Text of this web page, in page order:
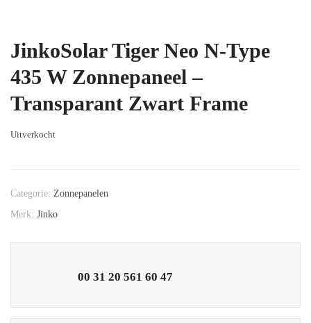
JinkoSolar Tiger Neo N-Type
435 W Zonnepaneel –
Transparant Zwart Frame
Uitverkocht
Categorie: Zonnepanelen
Merk: Jinko
00 31 20 561 60 47